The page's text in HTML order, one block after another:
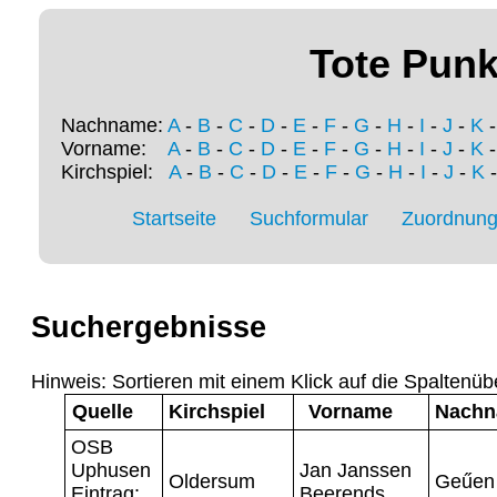
Tote
Nachname: A- B - C - D - E - F - G - H - I - J - K
Vorname: A- B - C - D - E - F - G - H - I - J - K
Kirchspiel: A- B - C - D- E- F- G - H - I - J - K
Startseite Suchformular
Suchergebnisse
Hinweis: Sortieren mit einem Klick auf die
Quelle
Kirchspiel Vorname
OSB
Uphusen
Oldersum
Jan Janssen
Geűen